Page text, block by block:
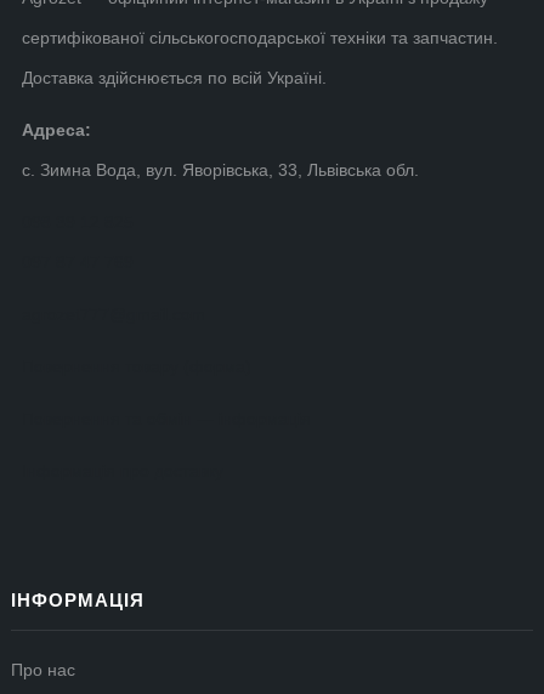
сертифікованої сільськогосподарської техніки та запчастин.
Доставка здійснюється по всій Україні.
Адреса:
с. Зимна Вода, вул. Яворівська, 33, Львівська обл.
ІНФОРМАЦІЯ
Про нас